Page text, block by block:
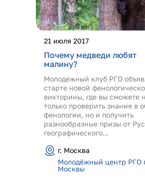
21 июля 2017
Почему медведи любят
малину?
Молодежный клуб РГО
старте новой
викторины, где вы сможете
только проверить знания в
фенологии, но и получить
разнообразные призы от
географического...
г. Москва
Молодёжный центр РГО
Москвы